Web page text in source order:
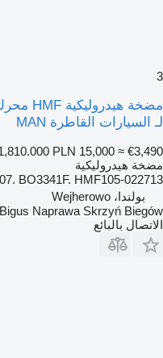
3
لـ السيارات القاطرة MAN
PLN 15,000 ≈ €3,490
مضخة هيدروليكية
BO3341F. HMF105-022713.
بولندا، Wejherowo
Naprawa Skrzyń Biegów
الاتصال بالبائع